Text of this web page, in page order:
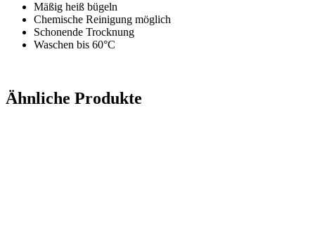
Mäßig heiß bügeln
Chemische Reinigung möglich
Schonende Trocknung
Waschen bis 60°C
Ähnliche Produkte